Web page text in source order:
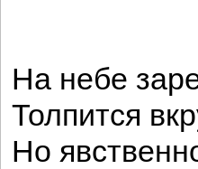
На небе
Толпится
Но